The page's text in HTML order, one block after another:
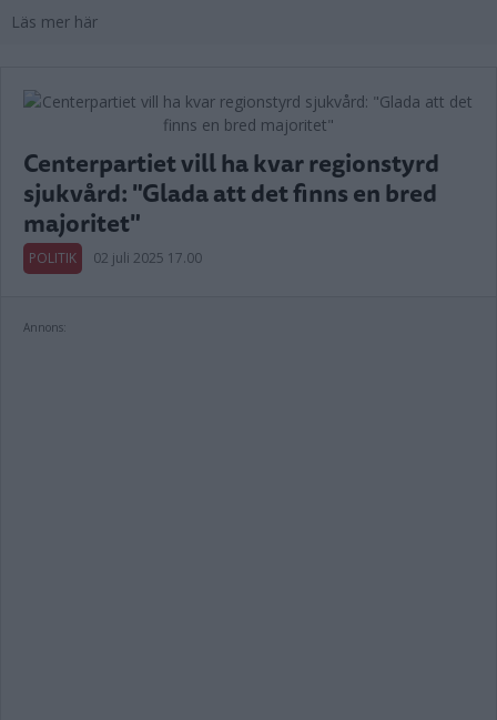
Läs mer här
Centerpartiet vill ha kvar regionstyrd
sjukvård: "Glada att det finns en bred
majoritet"
POLITIK 02 juli 2025 17.00
Annons: